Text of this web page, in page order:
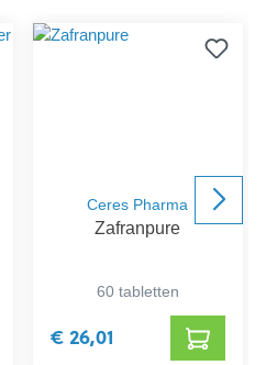
Ceres Pharma
Zafranpure
60 tabletten
€ 26,01